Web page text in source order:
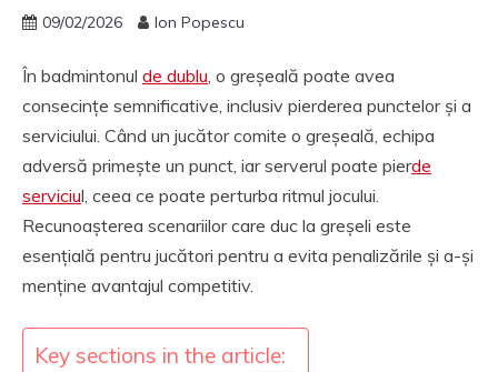
09/02/2026 Ion Popescu
În badmintonul de dublu, o greșeală poate avea
consecințe semnificative, inclusiv pierderea punctelor și a
serviciului. Când un jucător comite o greșeală, echipa
adversă primește un punct, iar serverul poate pierde
serviciul, ceea ce poate perturba ritmul jocului.
Recunoașterea scenariilor care duc la greșeli este
esențială pentru jucători pentru a evita penalizările și a-și
menține avantajul competitiv.
Key sections in the article: